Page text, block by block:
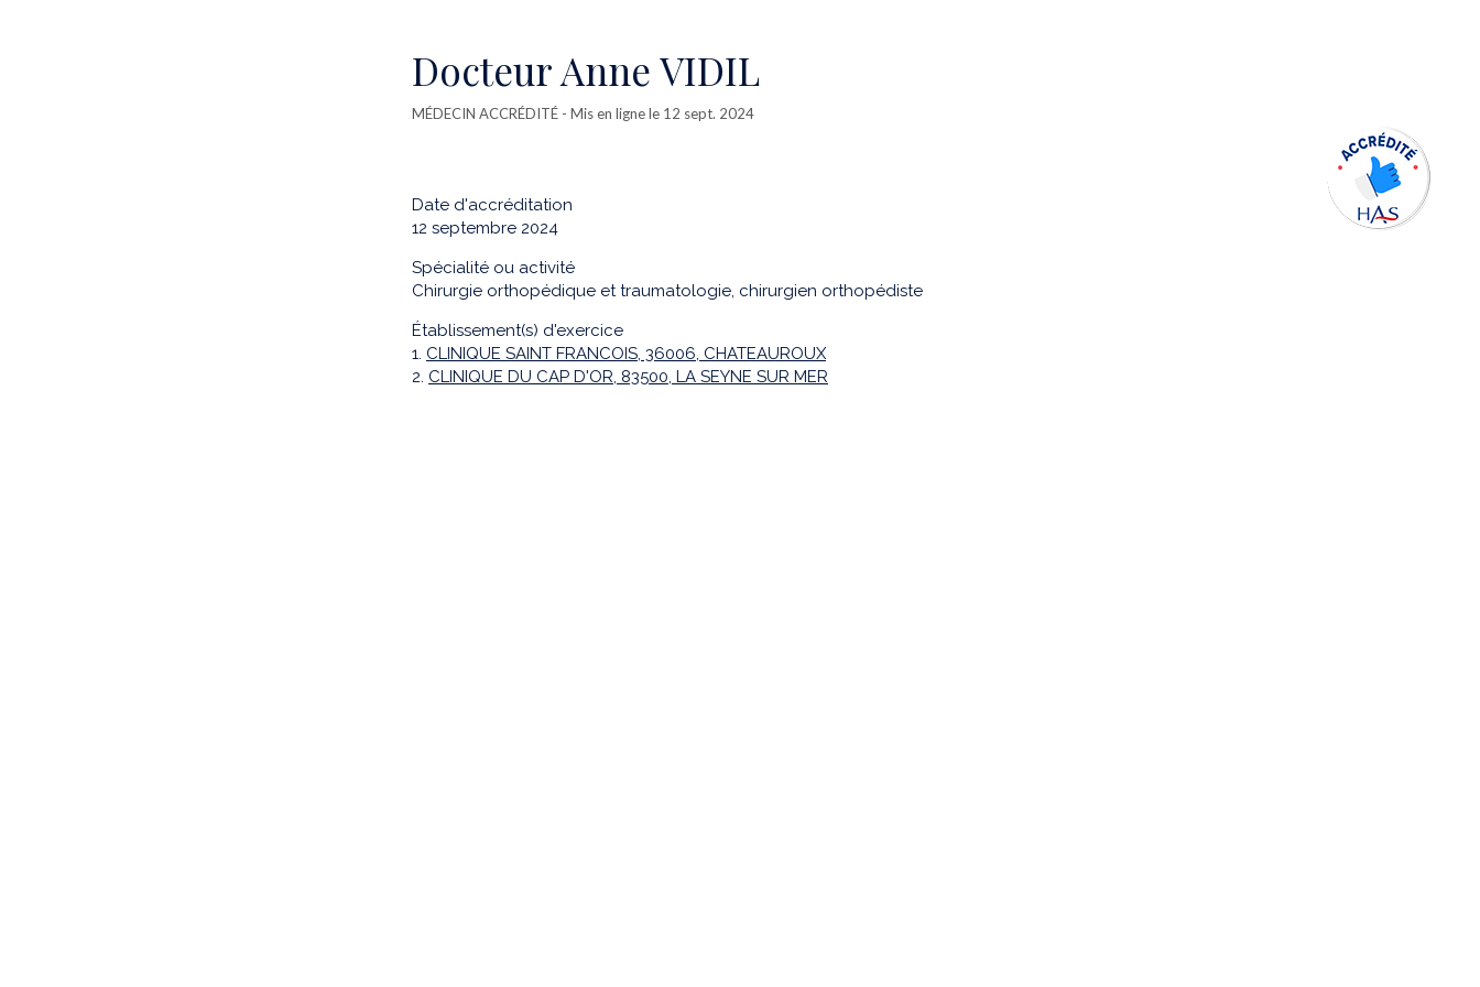
Docteur Anne VIDIL
MÉDECIN ACCRÉDITÉ - Mis en ligne le 12 sept. 2024
Date d'accréditation
12 septembre 2024
Spécialité ou activité
Chirurgie orthopédique et traumatologie, chirurgien orthopédiste
Établissement(s) d'exercice
1. CLINIQUE SAINT FRANCOIS, 36006, CHATEAUROUX
2. CLINIQUE DU CAP D'OR, 83500, LA SEYNE SUR MER